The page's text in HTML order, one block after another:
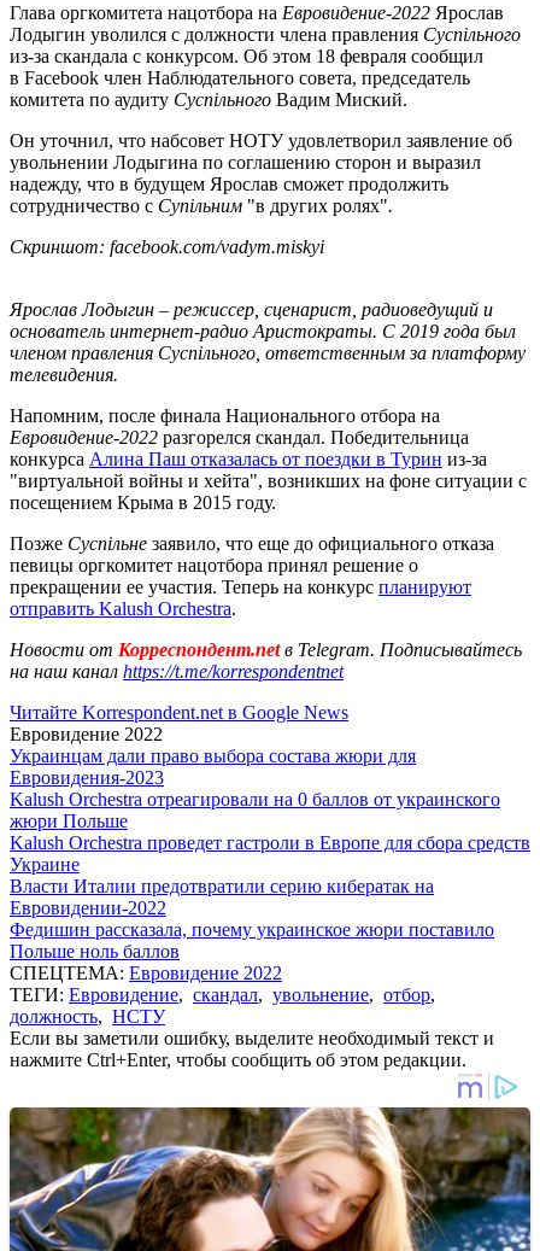
Глава оргкомитета нацотбора на Евровидение-2022 Ярослав
Лодыгин уволился с должности члена правления Суспільного
из-за скандала с конкурсом. Об этом 18 февраля сообщил
в Facebook член Наблюдательного совета, председатель
комитета по аудиту Суспільного Вадим Миский.
Он уточнил, что набсовет НОТУ удовлетворил заявление об
увольнении Лодыгина по соглашению сторон и выразил
надежду, что в будущем Ярослав сможет продолжить
сотрудничество с Супільним "в других ролях".
Скриншот: facebook.com/vadym.miskyi
Ярослав Лодыгин – режиссер, сценарист, радиоведущий и
основатель интернет-радио Аристократы. С 2019 года был
членом правления Суспільного, ответственным за платформу
телевидения.
Напомним, после финала Национального отбора на
Евровидение-2022 разгорелся скандал. Победительница
конкурса Алина Паш отказалась от поездки в Турин из-за
"виртуальной войны и хейта", возникших на фоне ситуации с
посещением Крыма в 2015 году.
Позже Суспільне заявило, что еще до официального отказа
певицы оргкомитет нацотбора принял решение о
прекращении ее участия. Теперь на конкурс планируют
отправить Kalush Orchestra.
Новости от Корреспондент.netв Telegram. Подписывайтесь
на наш канал https://t.me/korrespondentnet
Читайте Korrespondent.net в Google News
Евровидение 2022
Украинцам дали право выбора состава жюри для
Евровидения-2023
Kalush Orchestra отреагировали на 0 баллов от украинского
жюри Польше
Kalush Orchestra проведет гастроли в Европе для сбора средств
Украине
Власти Италии предотвратили серию кибератак на
Евровидении-2022
Федишин рассказала, почему украинское жюри поставило
Польше ноль баллов
СПЕЦТЕМА: Евровидение 2022
ТЕГИ: Евровидение, скандал, увольнение, отбор,
должность, НСТУ
Если вы заметили ошибку, выделите необходимый текст и
нажмите Ctrl+Enter, чтобы сообщить об этом редакции.